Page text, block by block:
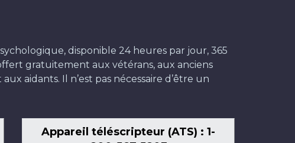
disponible 24 heures par jour, 365
offert gratuitement aux vétérans, aux anciens
aidants. Il n’est pas nécessaire d’être un
Appareil téléscripteur (ATS) : 1-